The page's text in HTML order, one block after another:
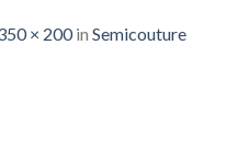
× 200in Semicouture